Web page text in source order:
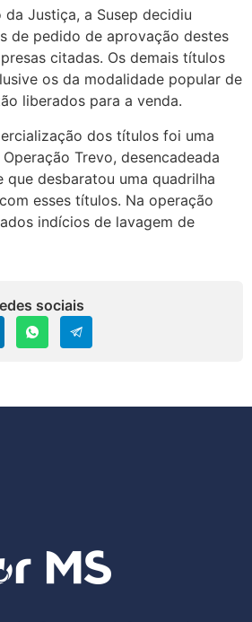
Justiça, a Susep decidiu
de pedido de aprovação destes
citadas. Os demais títulos
os da modalidade popular de
liberados para a venda.
dos títulos foi uma
Trevo, desencadeada
que desbaratou uma quadrilha
esses títulos. Na operação
indícios de lavagem de
sociais